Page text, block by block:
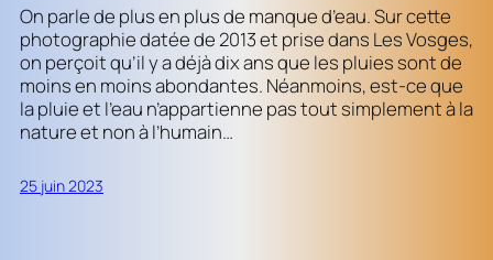
On parle de plus en plus de manque d’eau. Sur cette
photographie datée de 2013 et prise dans Les Vosges,
on perçoit qu’il y a déjà dix ans que les pluies sont de
moins en moins abondantes. Néanmoins, est-ce que
la pluie et l’eau n’appartienne pas tout simplement à la
nature et non à l’humain…
25 juin 2023